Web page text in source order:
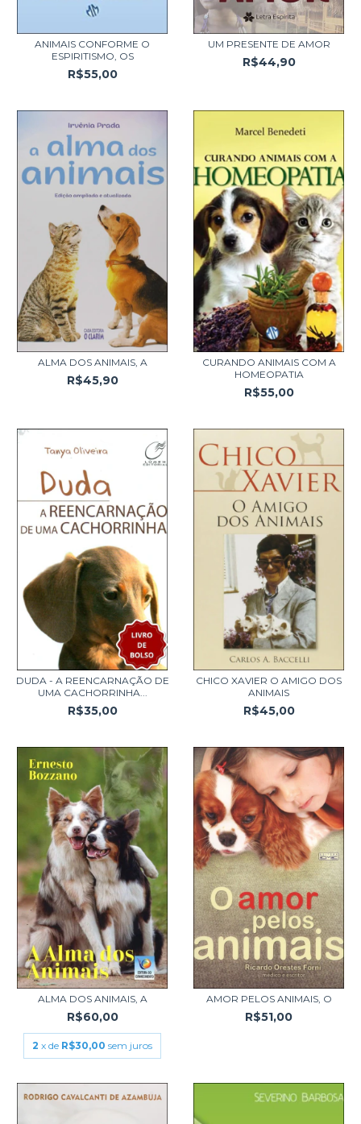
ANIMAIS CONFORME O
ESPIRITISMO, OS
R$55,00
UM PRESENTE DE AMOR
R$44,90
ALMA DOS ANIMAIS, A
R$45,90
CURANDO ANIMAIS COM A
HOMEOPATIA
R$55,00
DUDA - A REENCARNAÇÃO DE
UMA CACHORRINHA...
R$35,00
CHICO XAVIER O AMIGO DOS
ANIMAIS
R$45,00
ALMA DOS ANIMAIS, A
R$60,00
2 x de R$30,00 sem juros
AMOR PELOS ANIMAIS, O
R$51,00